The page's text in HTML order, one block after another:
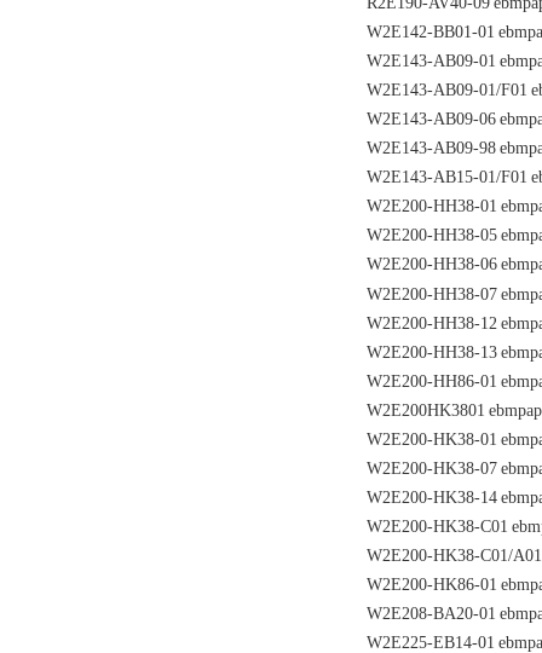
W2E142-BB01-01
W2E143-AB09-01
W2E143-AB09-01/F01
W2E143-AB09-06
W2E143-AB09-98
W2E143-AB15-01/F01
W2E200-HH38-01
W2E200-HH38-05
W2E200-HH38-06
W2E200-HH38-07
W2E200-HH38-12
W2E200-HH38-13
W2E200-HH86-01
W2E200HK3801
W2E200-HK38-01
W2E200-HK38-07
W2E200-HK38-14
W2E200-HK38-C01
W2E200-HK38-C01/A01
W2E200-HK86-01
W2E208-BA20-01
W2E225-EB14-01